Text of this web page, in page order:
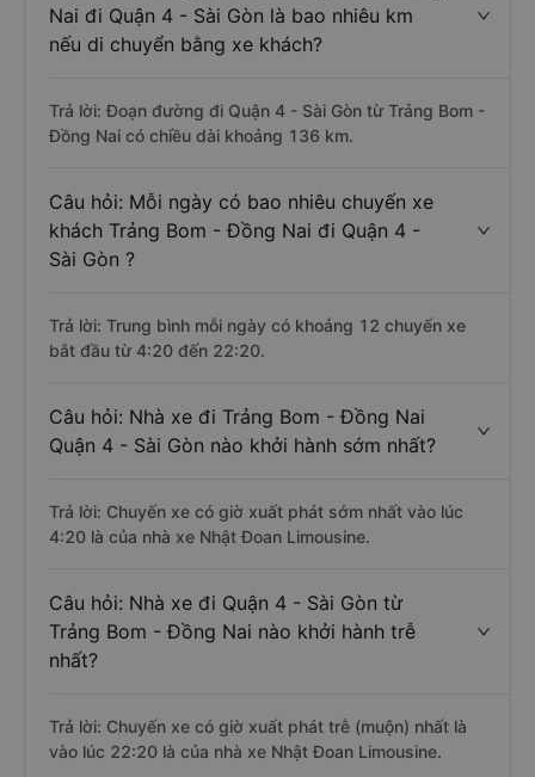
Nai đi Quận 4 - Sài Gòn là bao nhiêu km
nếu di chuyển bằng xe khách?
Trả lời: Đoạn đường đi Quận 4 - Sài Gòn từ Trảng Bom -
Đồng Nai có chiều dài khoảng 136 km.
Câu hỏi: Mỗi ngày có bao nhiêu chuyến xe
khách Trảng Bom - Đồng Nai đi Quận 4 -
Sài Gòn ?
Trả lời: Trung bình mỗi ngày có khoảng 12 chuyến xe
bắt đầu từ 4:20 đến 22:20.
Câu hỏi: Nhà xe đi Trảng Bom - Đồng Nai
Quận 4 - Sài Gòn nào khởi hành sớm nhất?
Trả lời: Chuyến xe có giờ xuất phát sớm nhất vào lúc
4:20 là của nhà xe Nhật Đoan Limousine.
Câu hỏi: Nhà xe đi Quận 4 - Sài Gòn từ
Trảng Bom - Đồng Nai nào khởi hành trễ
nhất?
Trả lời: Chuyến xe có giờ xuất phát trễ (muộn) nhất là
vào lúc 22:20 là của nhà xe Nhật Đoan Limousine.